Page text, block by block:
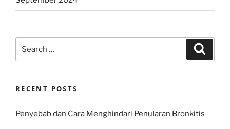
for:
RECENT POSTS
Penyebab dan Cara Menghindari Penularan Bronkitis